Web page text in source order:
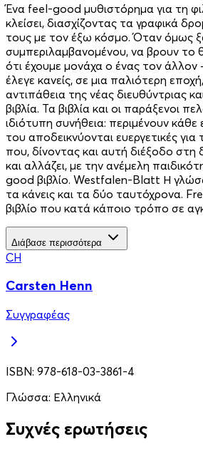
Ένα feel-good μυθιστόρημα για τη
κλείσει, διασχίζοντας τα γραφικά
τους με τον έξω κόσμο. Όταν όμως
συμπεριλαμβανομένου, να βρουν το
ότι έχουμε μονάχα ο ένας τον άλλον
έλεγε κανείς, σε μια παλιότερη
αντιπάθεια της νέας διευθύντριας
βιβλία. Τα βιβλία και οι παράξενοι
ιδιότυπη συνήθεια: περιμένουν
του αποδεικνύονται ευεργετικές
που, δίνοντας και αυτή διέξοδο
και αλλάζει, με την ανέμελη
good βιβλίο. Westfalen-Blatt Η
τα κάνεις και τα δύο ταυτόχρονα.
βιβλίο που κατά κάποιο τρόπο σε
Διάβασε περισσότερα
CH
Carsten Henn
Συγγραφέας
ISBN: 978-618-03-3861-4
Γλώσσα: Ελληνικά
Συχνές ερωτήσεις